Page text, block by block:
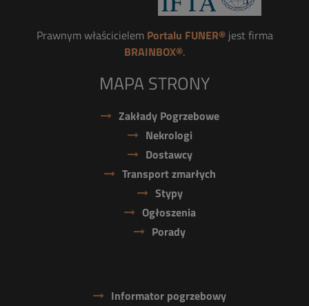
Prawnym właścicielem Portalu FUNER®jest firma
BRAINBOX®.
MAPA STRONY
Zakłady Pogrzebowe
Nekrologi
Dostawcy
Transport zmarłych
Stypy
Ogłoszenia
Porady
Informator pogrzebowy